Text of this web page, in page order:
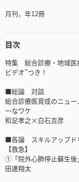
月刊，年12冊
目次
特集 総合診療・地域医
ビデオ”つき！
■総論 対談
総合診療医育成のニュ
一なワケ
和足孝之×白石吉彦
■各論 スキルアップド
【救急】
①「院外心肺停止蘇生後
田邊翔太